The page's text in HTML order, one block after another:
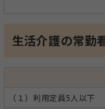
生活介護の常勤
（１）利用定員5人以下